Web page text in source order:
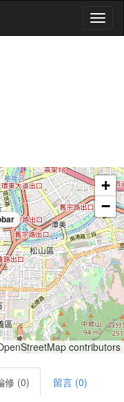
+
−
contributors
修 (0) 留言 (0)